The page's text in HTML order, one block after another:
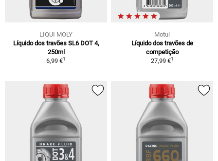
LIQUI MOLY
Líquido dos travões SL6 DOT 4,
250ml
6,99 €1
Motul
Líquido dos travões de
competição
27,99 €1